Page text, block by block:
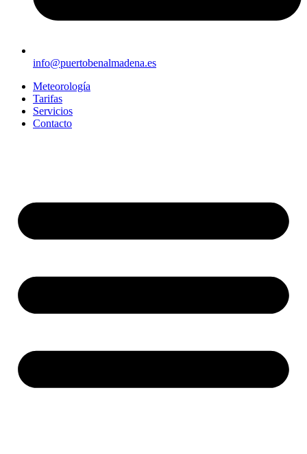
info@puertobenalmadena.es
Meteorología
Tarifas
Servicios
Contacto